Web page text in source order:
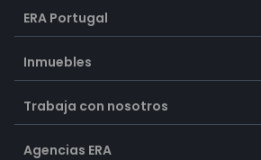
ERA Portugal
Inmuebles
Trabaja con nosotros
Agencias ERA